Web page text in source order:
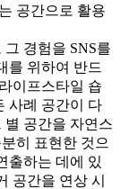
공간으로 활용
경험을 SNS를
를 위하여 반드
이프스타일 숍
사례 공간이 다
별 공간을 자연스
히 표현한 것으
출하는 데에 있
공간을 연상 시